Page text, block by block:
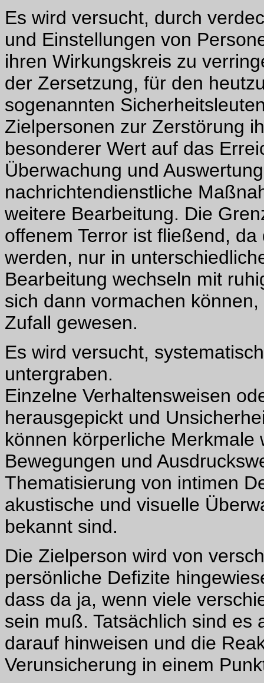
Es wird versucht, durch
und Einstellungen von
ihren Wirkungskreis zu
der Zersetzung, für den
sogenannten
Zielpersonen zur Zerstörung
besonderer Wert auf das
Überwachung und
nachrichtendienstliche
weitere Bearbeitung. Die
offenem Terror ist fließend,
werden, nur in
Bearbeitung wechseln mit
sich dann vormachen
Zufall gewesen.
Es wird versucht,
untergraben.
Einzelne Verhaltensweisen
herausgepickt und
können körperliche
Bewegungen und
Thematisierung von intimen
akustische und visuelle
bekannt sind.
Die Zielperson wird von
persönliche Defizite
dass da ja, wenn viele
sein muß. Tatsächlich sind es
darauf hinweisen und die
Verunsicherung in einem